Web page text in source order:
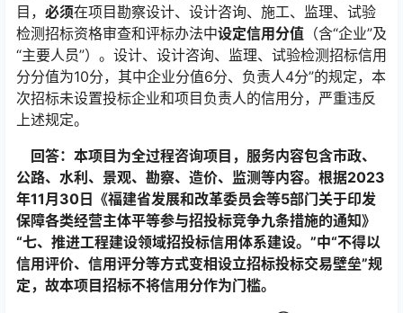
目， 必须在项目勘察设计、设计咨询、施工、监理、试验
检测招标资格审查和评标办法中设定信用分值 （含“企业”及
“主要人员”）。设计、设计咨询、监理、试验检测招标信用
分分值为10分，其中企业分值6分、负责人4分”的规定，本
次招标未设置投标企业和项目负责人的信用分，严重违反
上述规定。
回答：本项目为全过程咨询项目，服务内容包含市政、
公路、水利、景观、勘察、造价、监测等内容。根据2023
年11月30日《福建省发展和改革委员会等5部门关于印发
保障各类经营主体平等参与招投标竞争九条措施的通知》
“七、推进工程建设领域招投标信用体系建设。”中“不得以
信用评价、信用评分等方式变相设立招标投标交易壁垒”规
定，故本项目招标不将信用分作为门槛。